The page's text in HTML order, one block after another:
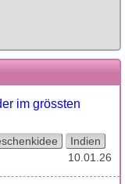
im grössten
Indien
10.01.26